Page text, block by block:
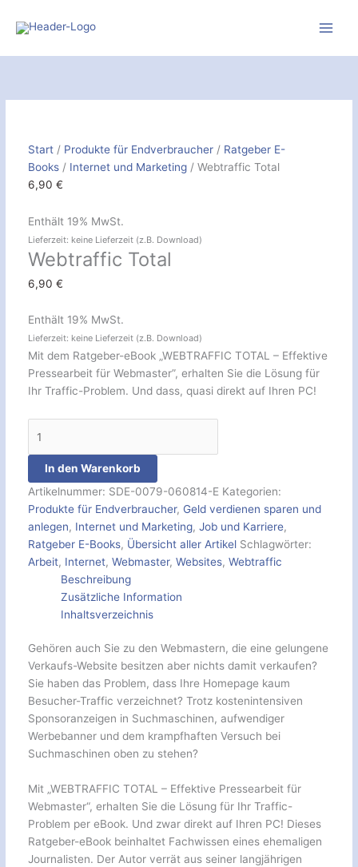
Inhalt
Start/ Produkte für Endverbraucher/ Ratgeber E-
Books/ Internet und Marketing/ Webtraffic Total
6,90 €
Enthält 19% MwSt.
Lieferzeit: keine Lieferzeit (z.B. Download)
Webtraffic Total
6,90 €
Enthält 19% MwSt.
Lieferzeit: keine Lieferzeit (z.B. Download)
Mit dem Ratgeber-eBook „WEBTRAFFIC TOTAL – Effektive
Pressearbeit für Webmaster”, erhalten Sie die Lösung für
Ihr Traffic-Problem. Und dass, quasi direkt auf Ihren PC!
[Digital]
In den Warenkorb
Artikelnummer: SDE-0079-060814-E Kategorien:
Produkte für Endverbraucher, Geld verdienen sparen und
anlegen, Internet und Marketing, Job und Karriere,
Ratgeber E-Books, Übersicht aller Artikel Schlagwörter:
Arbeit, Internet, Webmaster, Websites, Webtraffic
Beschreibung
Zusätzliche Information
Inhaltsverzeichnis
Gehören auch Sie zu den Webmastern, die eine gelungene
Verkaufs-Website besitzen aber nichts damit verkaufen?
Sie haben das Problem, dass Ihre Homepage kaum
Besucher-Traffic verzeichnet? Trotz kostenintensiven
Sponsoranzeigen in Suchmaschinen, aufwendiger
Werbebanner und dem krampfhaften Versuch bei
Suchmaschinen oben zu stehen?
Mit „WEBTRAFFIC TOTAL – Effektive Pressearbeit für
Webmaster“, erhalten Sie die Lösung für Ihr Traffic-
Problem per eBook. Und zwar direkt auf Ihren PC! Dieses
Ratgeber-eBook beinhaltet Fachwissen eines ehemaligen
Journalisten. Der Autor verrät aus seiner langjährigen